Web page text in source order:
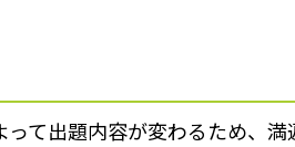
て出題内容が変わるため、満